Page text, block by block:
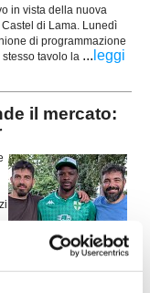
in vista della nuova
di Lama. Lunedì
di programmazione
tavolo la ... leggi
il mercato: